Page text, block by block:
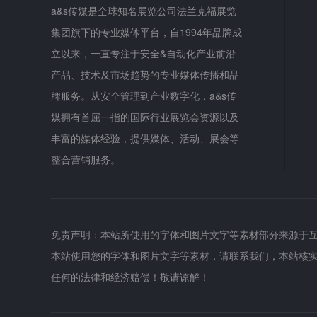
a&s传媒是全球知名展览公司法兰克福展览
集团旗下的专业媒体平台，自1994年品牌成
立以来，一直专注于安全&自动化产业前沿
产品、技术及市场趋势的专业媒体传播和品
牌服务。从安全管理到产业数字化，a&s传
媒拥有首屈一指的国际行业展览会资源以及
丰富的媒体经验，提供媒体、活动、展会等
整合营销服务。
免责声明：本站所使用的字体和图片文字等素材部分来源
本站使用您的字体和图片文字等素材，请联系我们，本站
任何的法律和经济赔偿！敬请谅解！